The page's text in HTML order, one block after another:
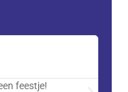
feestje!